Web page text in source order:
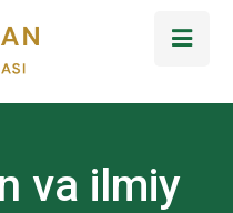
va ilmiy